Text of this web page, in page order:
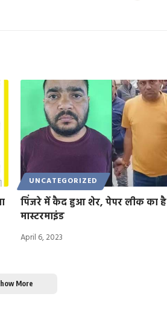
UNCATEGORIZED
पिंजरे में कैद हुआ शेर, पेपर लीक का है
मास्टरमाइंड
April 6, 2023
More